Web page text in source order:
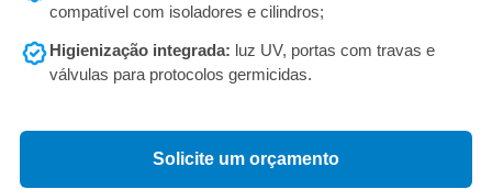
compatível com isoladores e cilindros;
Higienização integrada: luz UV, portas com travas e
válvulas para protocolos germicidas.
Solicite um orçamento